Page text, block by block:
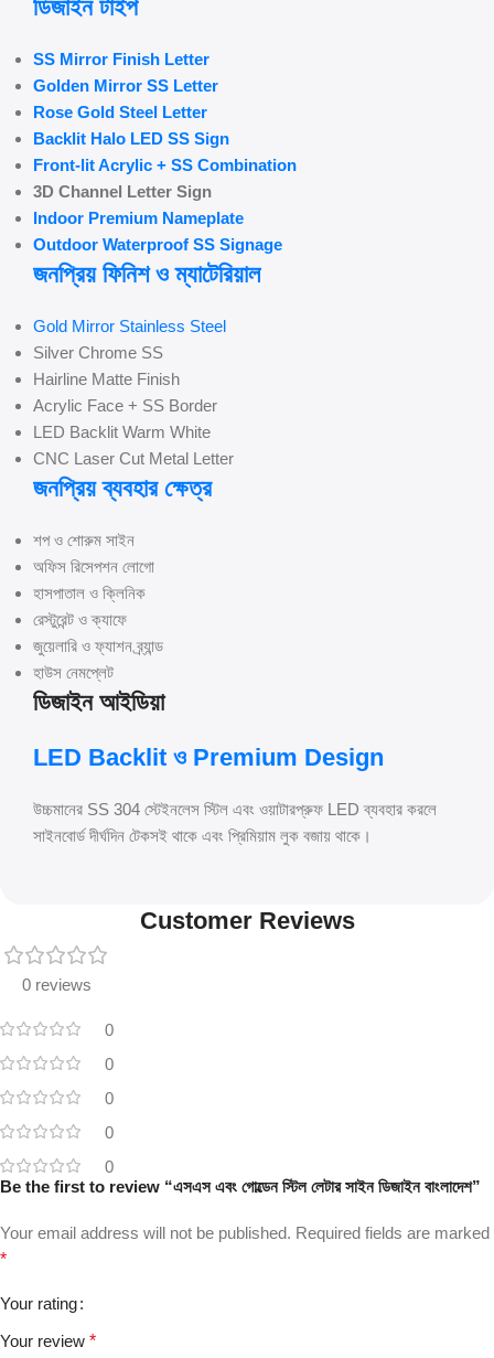
ডিজাইন টাইপ
SS Mirror Finish Letter
Golden Mirror SS Letter
Rose Gold Steel Letter
Backlit Halo LED SS Sign
Front-lit Acrylic + SS Combination
3D Channel Letter Sign
Indoor Premium Nameplate
Outdoor Waterproof SS Signage
জনপ্রিয় ফিনিশ ও ম্যাটেরিয়াল
Gold Mirror Stainless Steel
Silver Chrome SS
Hairline Matte Finish
Acrylic Face + SS Border
LED Backlit Warm White
CNC Laser Cut Metal Letter
জনপ্রিয় ব্যবহার ক্ষেত্র
শপ ও শোরুম সাইন
অফিস রিসেপশন লোগো
হাসপাতাল ও ক্লিনিক
রেস্টুরেন্ট ও ক্যাফে
জুয়েলারি ও ফ্যাশন ব্র্যান্ড
হাউস নেমপ্লেট
ডিজাইন আইডিয়া
LED Backlit ও Premium Design
উচ্চমানের SS 304 স্টেইনলেস স্টিল এবং ওয়াটারপ্রুফ LED ব্যবহার করলে
সাইনবোর্ড দীর্ঘদিন টেকসই থাকে এবং প্রিমিয়াম লুক বজায় থাকে।
Customer Reviews
0 reviews
0
0
0
0
0
Be the first to review “এসএস এবং গোল্ডেন স্টিল লেটার সাইন ডিজাইন বাংলাদেশ”
Your email address will not be published. Required fields are marked
*
Your rating
Your review *